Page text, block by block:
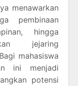
menawarkan
pembinaan
hingga
jejaring
mahasiswa
ini menjadi
potensi